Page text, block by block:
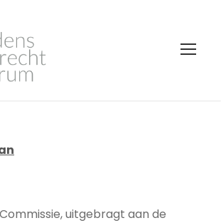
uitgebragt aan de